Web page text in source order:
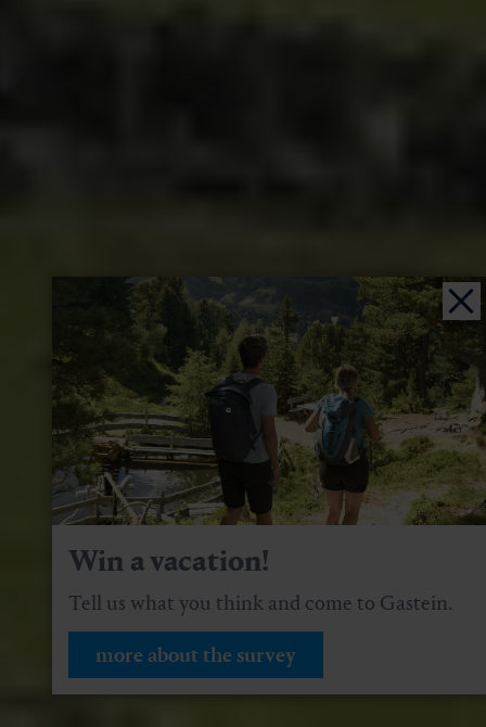
Win a vacation!
Tell us what you think and come to Gastein.
more about the survey